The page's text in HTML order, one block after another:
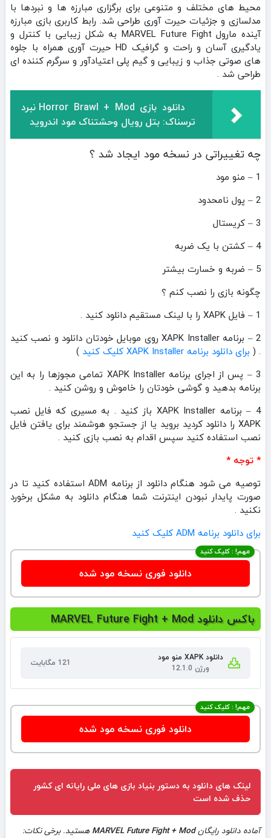
محیط های مختلف و متنوعی برای برگزاری مبارزه ها و نبردها با
مدلسازی و جزئیات حیرت آوری طراحی شد. رابط کاربری بازی مبارزه
آینده مارول MARVEL Future Fight به شکل زیبایی با کنترل و
یادگیری آسان و راحت و گرافیک HD حیرت آوری همراه با جلوه
های صوتی جذاب و زیبایی و گیم پلی اعتیادآور و سرگرم کننده ای
طراحی شد .
دانلود بازی Horror Brawl + Mod نبرد
ترسناک: بتل رویال وحشتناک مود اندروید
چه تغییراتی در نسخه مود ایجاد شد ؟
1 – منو مود
2 – پول نامحدود
3 – کریستال
4 – کشتن با یک ضربه
5 – ضربه و خسارت بیشتر
چگونه بازی را نصب کنم ؟
1 – فایل XAPK را با لینک مستقیم دانلود کنید .
2 – برنامه XAPK Installer روی موبایل خودتان دانلود و نصب کنید
. ( برای دانلود برنامه XAPK Installer کلیک کنید
)
3 – پس از اجرای برنامه XAPK Installer تمامی مجوزها را به این
برنامه بدهید و گوشی خودتان را خاموش و روشن کنید .
4 – برنامه XAPK Installer باز کنید . به مسیری که فایل نصب
XAPK را دانلود کردید بروید یا از جستجو هوشمند برای یافتن فایل
نصب استفاده کنید سپس اقدام به نصب بازی کنید .
* توجه *
توصیه می شود هنگام دانلود از برنامه ADM استفاده کنید تا در
صورت پایدار نبودن اینترنت شما هنگام دانلود به مشکل برخورد
نکنید .
برای دانلود برنامه ADM کلیک کنید
مهم! : کلیک کنید
دانلود فوری نسخه مود شده
باکس دانلود MARVEL Future Fight + Mod
دانلود XAPK منو مود
ورژن 12.1.0
121 مگابایت
مهم! : کلیک کنید
دانلود فوری نسخه مود شده
لینک های دانلود به دستور بنیاد بازی های ملی رایانه ای کشور
حذف شده است
آماده دانلود رایگانMARVEL Future Fight + Mod هستید. برخی نکات: